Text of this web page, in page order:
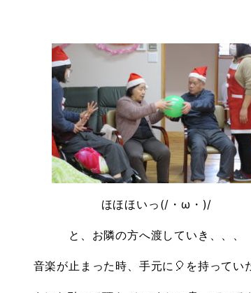
ほほほいっ(/・ω・)/
と、お隣の方へ渡していき、、、
音楽が止まった時、手元に🎈を持ってい